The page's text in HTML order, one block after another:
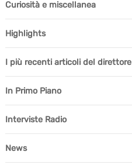
Curiosità e miscellanea
Highlights
I più recenti articoli del direttore
In Primo Piano
Interviste Radio
News